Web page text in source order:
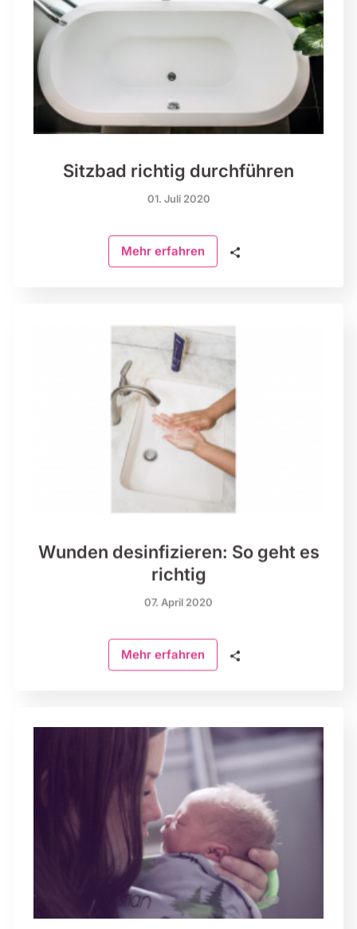
Sitzbad richtig durchführen
01. Juli 2020
Mehr erfahren 🗣
Wunden desinfizieren: So geht es
richtig
07. April 2020
Mehr erfahren 🗣